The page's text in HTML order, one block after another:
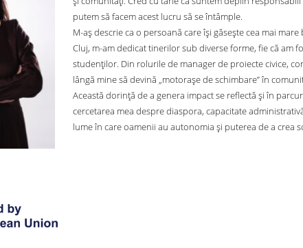
putem să facem acest lucru să se întâmple.
M-aș descrie ca o persoană care își găsește cea mai
Cluj, m-am dedicat tinerilor sub diverse forme, fie că am
studenților. Din rolurile de manager de proiecte civice,
lângă mine să devină „motorașe de schimbare” în
Această dorință de a genera impact se reflectă și în
cercetarea mea despre diaspora, capacitate
lume în care oamenii au autonomia și puterea de a crea